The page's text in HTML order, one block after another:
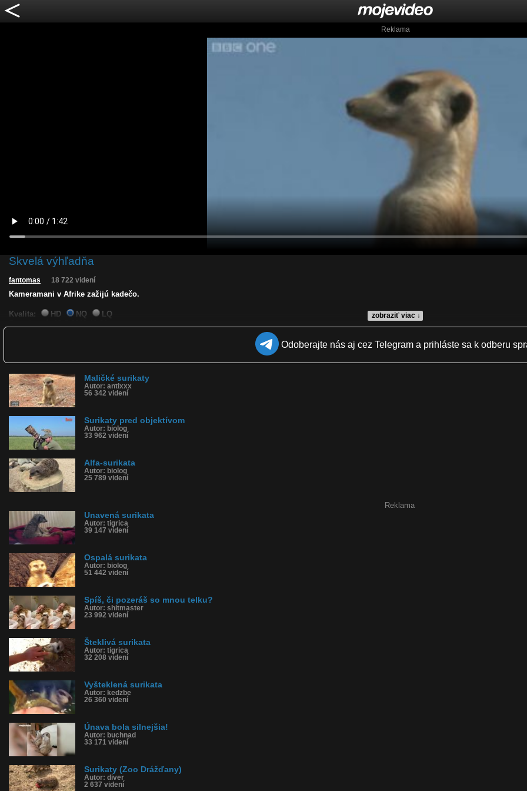
Reklama
Skvelá výhľadňa
zobraziť viac ↓
fantomas 18 722 videní
Kameramani v Afrike zažijú kadečo.
Kvalita: HD NQ
LQ
Dľžka: 1:42
Tagy: surikata, surikaty, afrika, na hlave
História sledovanosti videa:
Odoberajte nás aj cez Telegram a prihláste sa k odberu
Maličké surikaty
Autor: antixxx
56 342 videní
Surikaty pred objektívom
Autor: biolog
33 962 videní
Alfa-surikata
Autor: biolog
25 789 videní
Reklama
Unavená surikata
Autor: tigrica
39 147 videní
Ospalá surikata
Autor: biolog
51 442 videní
Spíš, či pozeráš so mnou telku?
Autor: shitmaster
23 992 videní
Šteklivá surikata
Autor: tigrica
32 208 videní
Vyšteklená surikata
Autor: kedzbe
26 360 videní
Únava bola silnejšia!
Autor: buchnad
33 171 videní
Surikaty (Zoo Drážďany)
Autor: diver
2 637 videní